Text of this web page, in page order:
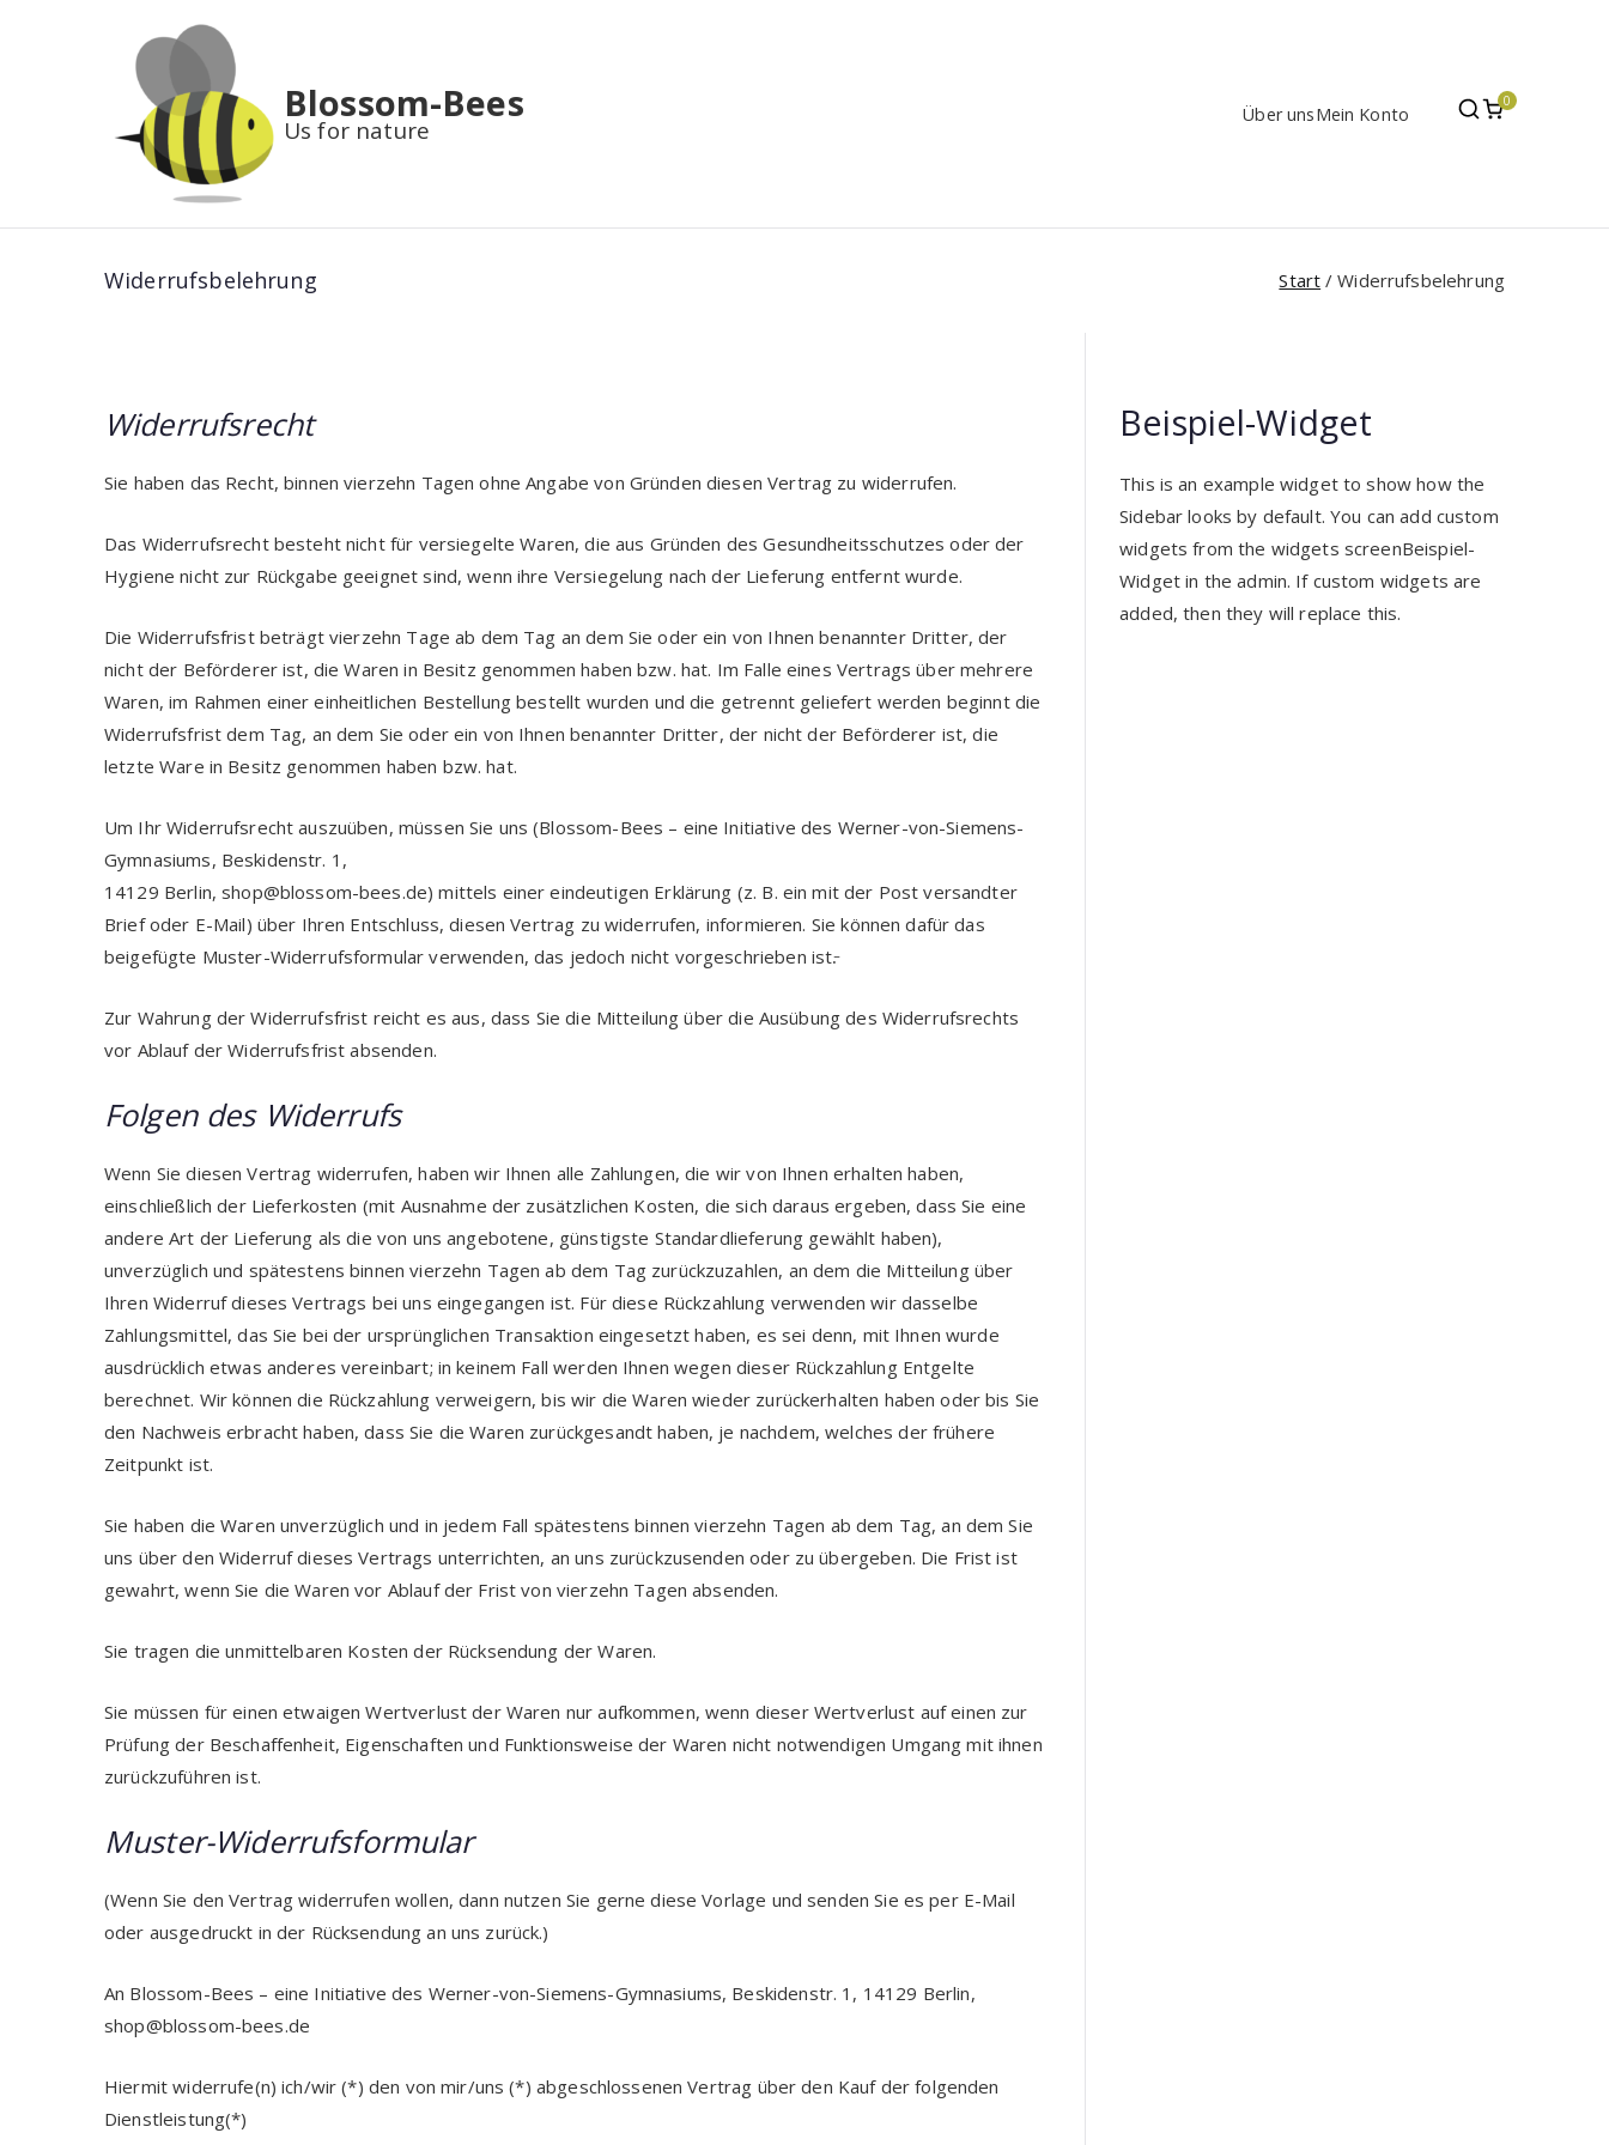
Blossom-Bees
Us for nature
Über unsMein Konto
0
Widerrufsbelehrung Start Widerrufsbelehrung
Widerrufsrecht
Sie haben das Recht, binnen vierzehn Tagen ohne Angabe von Gründen diesen Vertrag zu widerrufen.
Das Widerrufsrecht besteht nicht für versiegelte Waren, die aus Gründen des Gesundheitsschutzes oder der
Hygiene nicht zur Rückgabe geeignet sind, wenn ihre Versiegelung nach der Lieferung entfernt wurde.
Die Widerrufsfrist beträgt vierzehn Tage ab dem Tag an dem Sie oder ein von Ihnen benannter Dritter, der
nicht der Beförderer ist, die Waren in Besitz genommen haben bzw. hat. Im Falle eines Vertrags über mehrere
Waren, im Rahmen einer einheitlichen Bestellung bestellt wurden und die getrennt geliefert werden beginnt die
Widerrufsfrist dem Tag, an dem Sie oder ein von Ihnen benannter Dritter, der nicht der Beförderer ist, die
letzte Ware in Besitz genommen haben bzw. hat.
Um Ihr Widerrufsrecht auszuüben, müssen Sie uns (Blossom-Bees – eine Initiative des Werner-von-Siemens-
Gymnasiums, Beskidenstr. 1,
14129 Berlin, shop@blossom-bees.de) mittels einer eindeutigen Erklärung (z. B. ein mit der Post versandter
Brief oder E-Mail) über Ihren Entschluss, diesen Vertrag zu widerrufen, informieren. Sie können dafür das
beigefügte Muster-Widerrufsformular verwenden, das jedoch nicht vorgeschrieben ist.̵
Zur Wahrung der Widerrufsfrist reicht es aus, dass Sie die Mitteilung über die Ausübung des Widerrufsrechts
vor Ablauf der Widerrufsfrist absenden.
Folgen des Widerrufs
Wenn Sie diesen Vertrag widerrufen, haben wir Ihnen alle Zahlungen, die wir von Ihnen erhalten haben,
einschließlich der Lieferkosten (mit Ausnahme der zusätzlichen Kosten, die sich daraus ergeben, dass Sie eine
andere Art der Lieferung als die von uns angebotene, günstigste Standardlieferung gewählt haben),
unverzüglich und spätestens binnen vierzehn Tagen ab dem Tag zurückzuzahlen, an dem die Mitteilung über
Ihren Widerruf dieses Vertrags bei uns eingegangen ist. Für diese Rückzahlung verwenden wir dasselbe
Zahlungsmittel, das Sie bei der ursprünglichen Transaktion eingesetzt haben, es sei denn, mit Ihnen wurde
ausdrücklich etwas anderes vereinbart; in keinem Fall werden Ihnen wegen dieser Rückzahlung Entgelte
berechnet. Wir können die Rückzahlung verweigern, bis wir die Waren wieder zurückerhalten haben oder bis Sie
den Nachweis erbracht haben, dass Sie die Waren zurückgesandt haben, je nachdem, welches der frühere
Zeitpunkt ist.
Sie haben die Waren unverzüglich und in jedem Fall spätestens binnen vierzehn Tagen ab dem Tag, an dem Sie
uns über den Widerruf dieses Vertrags unterrichten, an uns zurückzusenden oder zu übergeben. Die Frist ist
gewahrt, wenn Sie die Waren vor Ablauf der Frist von vierzehn Tagen absenden.
Sie tragen die unmittelbaren Kosten der Rücksendung der Waren.
Sie müssen für einen etwaigen Wertverlust der Waren nur aufkommen, wenn dieser Wertverlust auf einen zur
Prüfung der Beschaffenheit, Eigenschaften und Funktionsweise der Waren nicht notwendigen Umgang mit ihnen
zurückzuführen ist.
Muster-Widerrufsformular
(Wenn Sie den Vertrag widerrufen wollen, dann nutzen Sie gerne diese Vorlage und senden Sie es per E-Mail
oder ausgedruckt in der Rücksendung an uns zurück.)
An Blossom-Bees – eine Initiative des Werner-von-Siemens-Gymnasiums, Beskidenstr. 1, 14129 Berlin,
shop@blossom-bees.de
Hiermit widerrufe(n) ich/wir (*) den von mir/uns (*) abgeschlossenen Vertrag über den Kauf der folgenden
Dienstleistung(*)
Beispiel-Widget
This is an example widget to show how the
Sidebar looks by default. You can add custom
widgets from the widgets screenBeispiel-
Widget in the admin. If custom widgets are
added, then they will replace this.